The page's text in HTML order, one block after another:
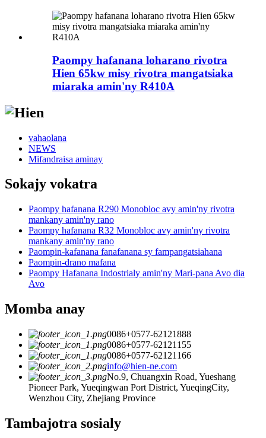
Paompy hafanana loharano rivotra
Hien 65kw misy rivotra mangatsiaka
miaraka amin'ny R410A
vahaolana
NEWS
Mifandraisa aminay
Sokajy vokatra
Paompy hafanana R290 Monobloc avy amin'ny rivotra
mankany amin'ny rano
Paompy hafanana R32 Monobloc avy amin'ny rivotra
mankany amin'ny rano
Paompin-kafanana fanafanana sy fampangatsiahana
Paompin-drano mafana
Paompy Hafanana Indostrialy amin'ny Mari-pana Avo dia
Avo
Momba anay
0086+0577-62121888
0086+0577-62121155
0086+0577-62121166
info@hien-ne.com
No.9, Chuangxin Road, Yueshang
Pioneer Park, Yueqingwan Port District, YueqingCity,
Wenzhou City, Zhejiang Province
Tambajotra sosialy